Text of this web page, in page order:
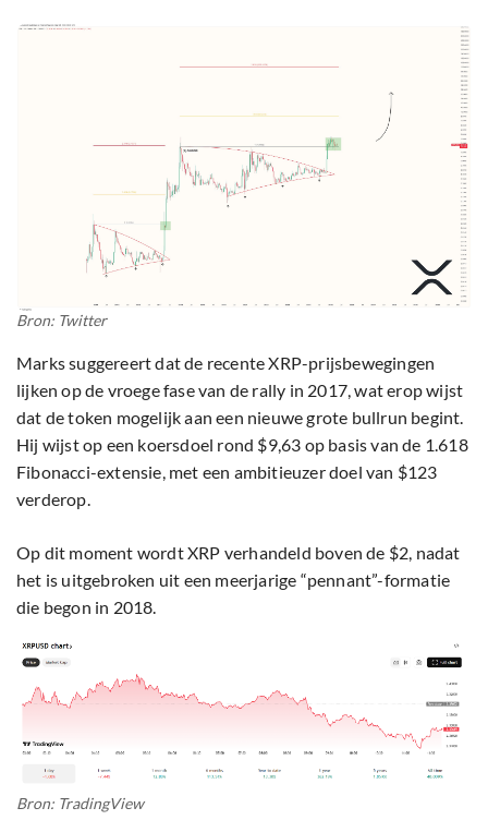
Bron: Twitter
Marks suggereert dat de recente XRP-prijsbewegingen
lijken op de vroege fase van de rally in 2017, wat erop wijst
dat de token mogelijk aan een nieuwe grote bullrun begint.
Hij wijst op een koersdoel rond $9,63 op basis van de 1.618
Fibonacci-extensie, met een ambitieuzer doel van $123
verderop.
Op dit moment wordt XRP verhandeld boven de $2, nadat
het is uitgebroken uit een meerjarige “pennant”-formatie
die begon in 2018.
Bron: TradingView